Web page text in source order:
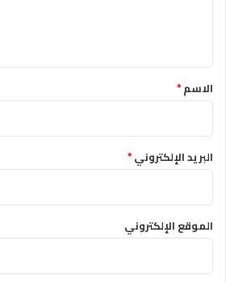
*الاسم*
البريد الإلكتروني*
الموقع الإلكتروني